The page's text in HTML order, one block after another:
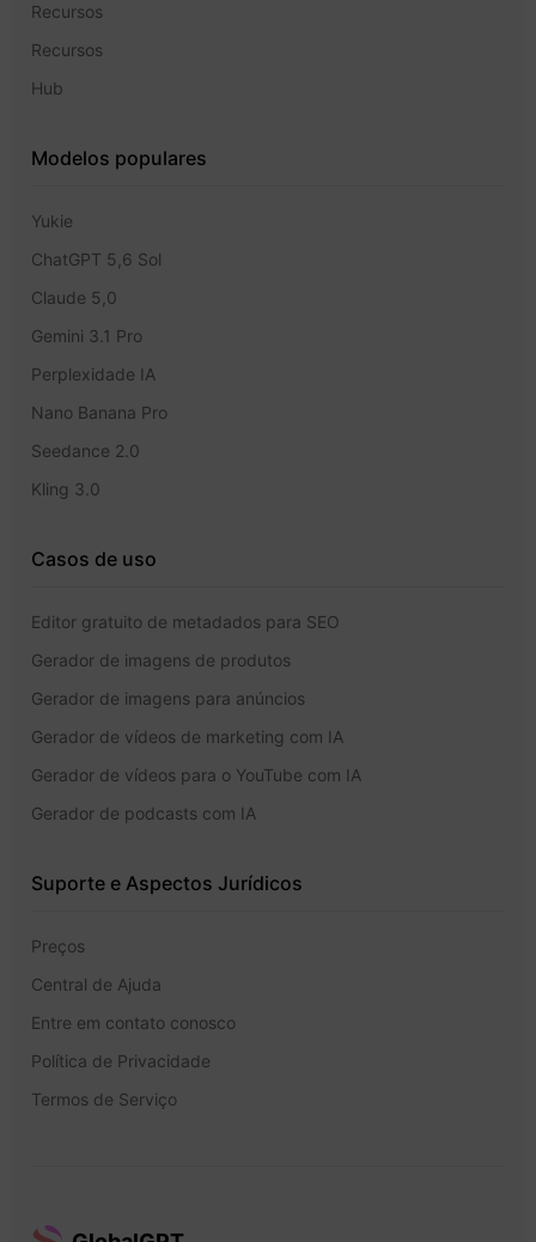
Recursos
Recursos
Hub
Modelos populares
Yukie
ChatGPT 5,6 Sol
Claude 5,0
Gemini 3.1 Pro
Perplexidade IA
Nano Banana Pro
Seedance 2.0
Kling 3.0
Casos de uso
Editor gratuito de metadados para SEO
Gerador de imagens de produtos
Gerador de imagens para anúncios
Gerador de vídeos de marketing com IA
Gerador de vídeos para o YouTube com IA
Gerador de podcasts com IA
Suporte e Aspectos Jurídicos
Preços
Central de Ajuda
Entre em contato conosco
Política de Privacidade
Termos de Serviço